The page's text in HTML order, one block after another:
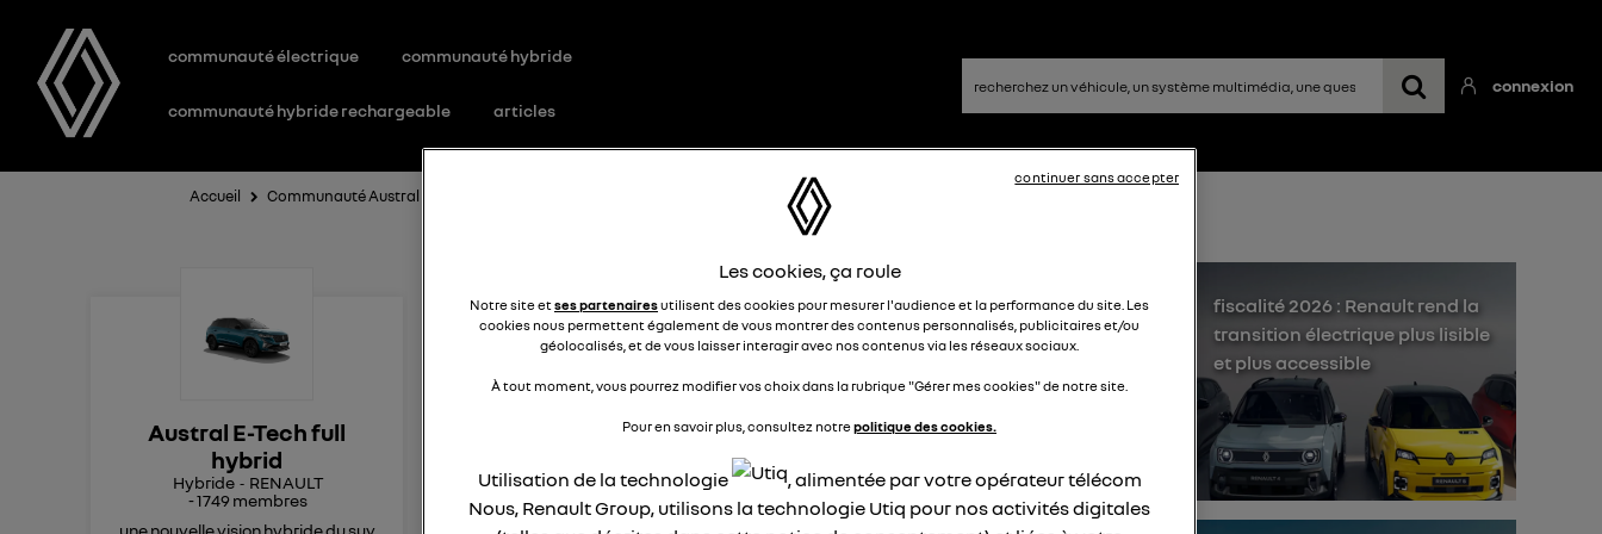
communauté électrique communauté hybride
communauté hybride rechargeable articles
connexion
Accueil Communauté Austral E-Tech full hybrid
Austral E-Tech full
hybrid
Hybride
RENAULT
-1749 membres
une nouvelle vision hybride du suv
Chauffage sur austral
sdl
Merci beaucoup pour vos réponses.
fiscalité 2026 : Renault rend la
transition électrique plus lisible
et plus accessible
Les cookies, ça roule
Notre site etses partenairesutilisent des cookies pour mesurer l'audience et la performance du site. Les
cookies nous permettent également de vous montrer des contenus personnalisés, publicitaires et/ou
géolocalisés, et de vous laisser interagir avec nos contenus via les réseaux sociaux.
À tout moment, vous pourrez modifier vos choix dans la rubrique "Gérer mes cookies" de notre site.
Pour en savoir plus, consultez notrepolitique des cookies.
Utilisation de la technologie
, alimentée par votre opérateur télécom
Nous, Renault Group, utilisons la technologie Utiq pour nos activités digitales
continuer sans accepter